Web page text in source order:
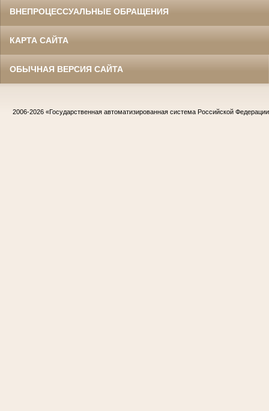
ВНЕПРОЦЕССУАЛЬНЫЕ ОБРАЩЕНИЯ
КАРТА САЙТА
ОБЫЧНАЯ ВЕРСИЯ САЙТА
2006-2026 «Государственная автоматизированная система Российской